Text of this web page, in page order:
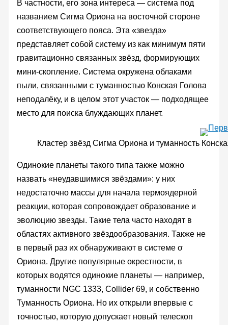
В частности, его зона интереса — система под
названием Сигма Ориона на восточной стороне
соответствующего пояса. Эта «звезда»
представляет собой систему из как минимум пяти
гравитационно связанных звёзд, формирующих
мини-скопление. Система окружена облаками
пыли, связанными с туманностью Конская Голова
неподалёку, и в целом этот участок — подходящее
место для поиска блуждающих планет.
Кластер звёзд Сигма Ориона и туманность
Одинокие планеты такого типа также можно
назвать «неудавшимися звёздами»: у них
недостаточно массы для начала термоядерной
реакции, которая сопровождает образование и
эволюцию звезды. Такие тела часто находят в
областях активного звёздообразования. Также не
в первый раз их обнаруживают в системе σ
Ориона. Другие популярные окрестности, в
которых водятся одинокие планеты — например,
туманности NGC 1333, Collider 69, и собственно
Туманность Ориона. Но их открыли впервые с
точностью, которую допускает новый телескоп